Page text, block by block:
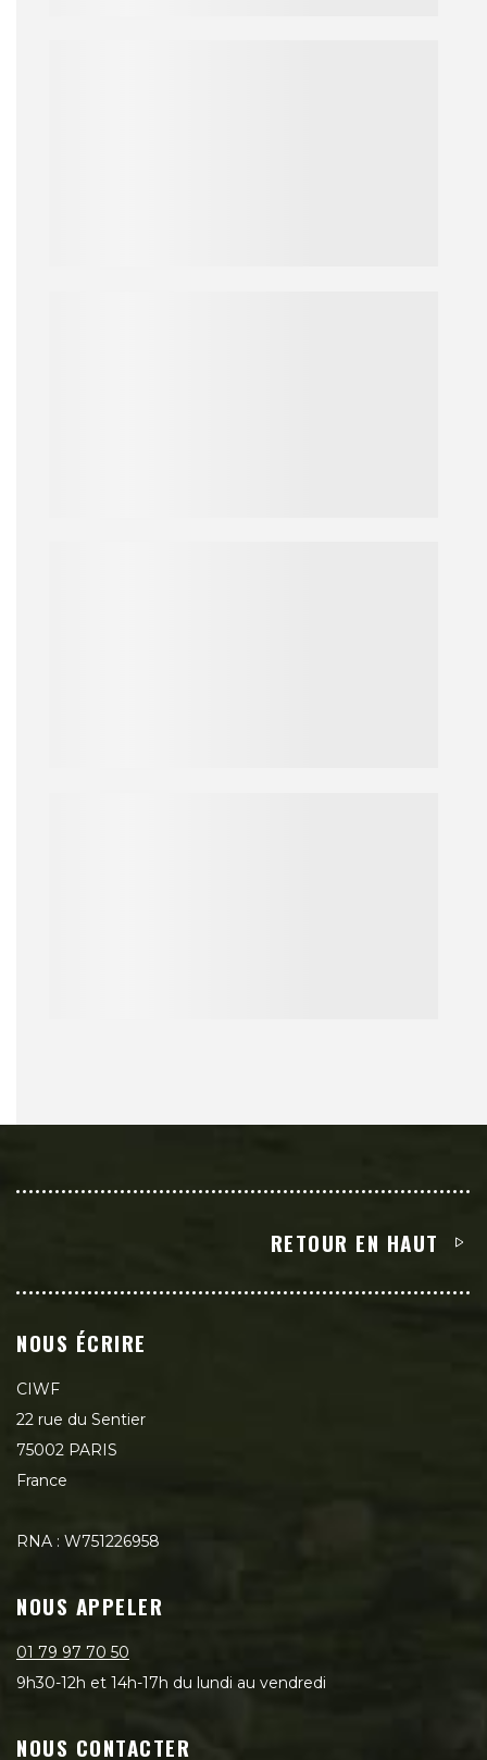
RETOUR EN HAUT
NOUS ÉCRIRE
CIWF
22 rue du Sentier
75002 PARIS
France
RNA : W751226958
NOUS APPELER
01 79 97 70 50
9h30-12h et 14h-17h du lundi au vendredi
NOUS CONTACTER